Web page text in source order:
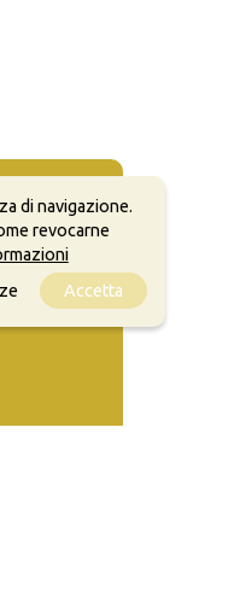
di navigazione.
revocarne
Accetta